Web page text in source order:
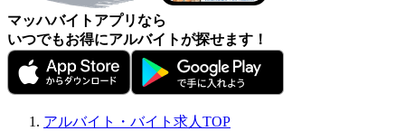
マッハバイトアプリなら
いつでもお得にアルバイトが探せます！
アルバイト・バイト求人TOP